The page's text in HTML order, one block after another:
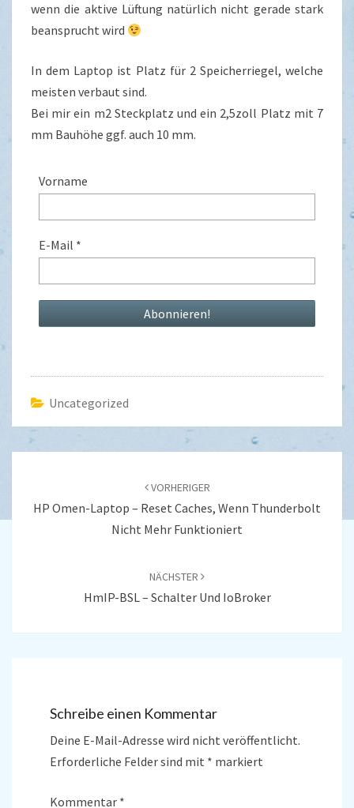
wenn die aktive Lüftung natürlich nicht gerade stark
beansprucht wird
In dem Laptop ist Platz für 2 Speicherriegel, welche
meisten verbaut sind.
Bei mir ein m2 Steckplatz und ein 2,5zoll Platz mit 7
mm Bauhöhe ggf. auch 10 mm.
Vorname
E-Mail *
Uncategorized
VORHERIGER
HP Omen-Laptop – Reset Caches, Wenn Thunderbolt
Nicht Mehr Funktioniert
NÄCHSTER
HmIP-BSL – Schalter Und IoBroker
Schreibe einen Kommentar
Deine E-Mail-Adresse wird nicht veröffentlicht.
Erforderliche Felder sind mit * markiert
Kommentar *